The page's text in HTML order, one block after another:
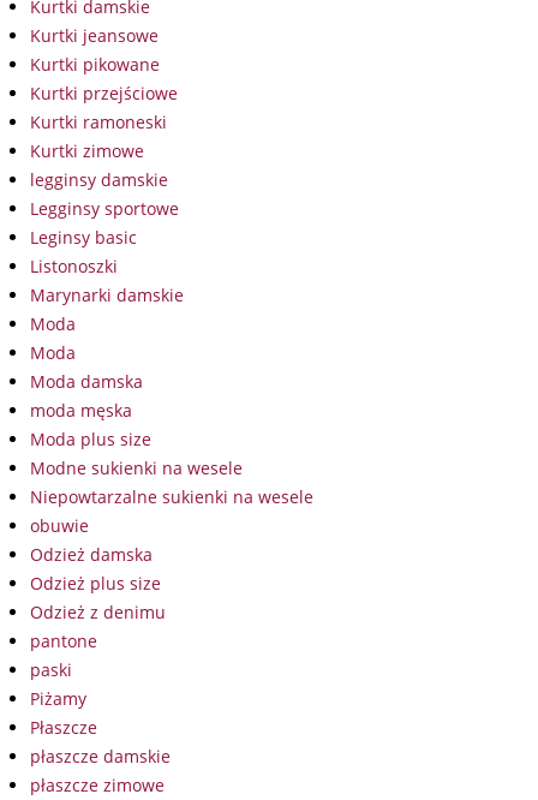
Kurtki damskie
Kurtki jeansowe
Kurtki pikowane
Kurtki przejściowe
Kurtki ramoneski
Kurtki zimowe
legginsy damskie
Legginsy sportowe
Leginsy basic
Listonoszki
Marynarki damskie
Moda
Moda
Moda damska
moda męska
Moda plus size
Modne sukienki na wesele
Niepowtarzalne sukienki na wesele
obuwie
Odzież damska
Odzież plus size
Odzież z denimu
pantone
paski
Piżamy
Płaszcze
płaszcze damskie
płaszcze zimowe